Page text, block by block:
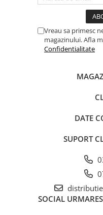
Vreau sa primesc
magazinului. Afla
Confidentialitate
DATE
SUPORT
SOCIAL